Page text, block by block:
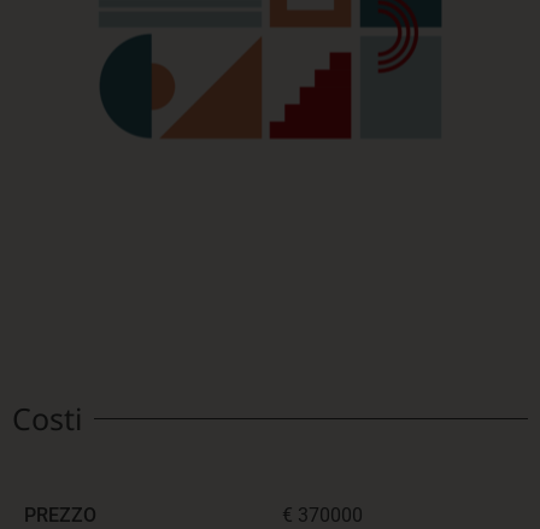
Costi
PREZZO
€ 370000